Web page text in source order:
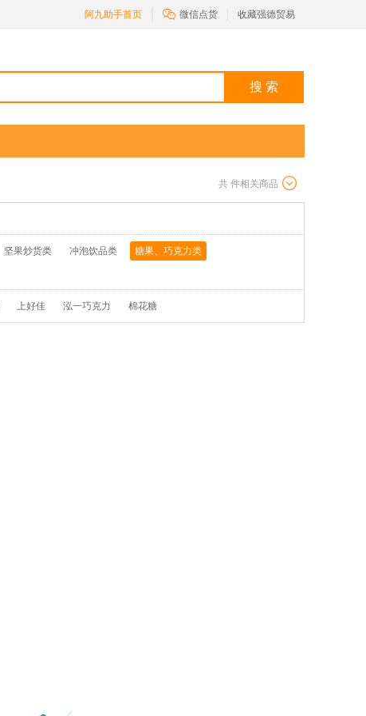
阿九助手首页  微信点货 收藏强德贸易
搜 索
共 件相关商品
坚果炒货类 冲泡饮品类 糖果、巧克力类
上好佳 泓一巧克力 棉花糖